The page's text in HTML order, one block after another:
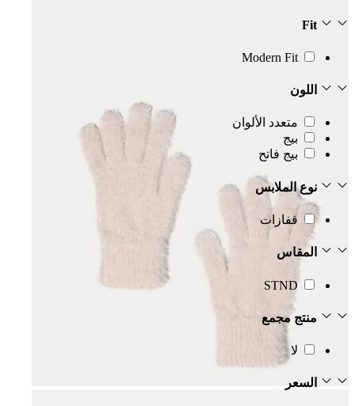
Fit
Modern Fit
اللون
متعدد الألوان
بيج
بيج فاتح
نوع الملابس
قفازات
المقاس
STND
منتج مجمع
لا
السعر